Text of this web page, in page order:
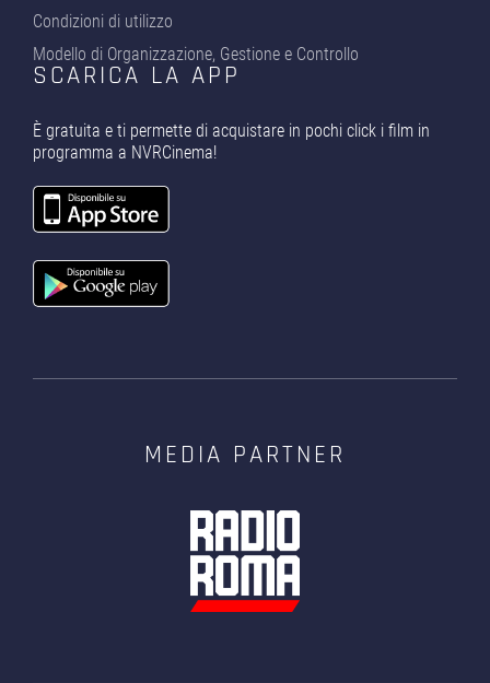
Condizioni di utilizzo
Modello di Organizzazione, Gestione e Controllo
SCARICA LA APP
È gratuita e ti permette di acquistare in pochi click i film in
programma a NVRCinema!
MEDIA PARTNER